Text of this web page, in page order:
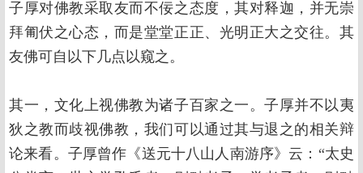
子厚对佛教采取友而不佞之态度，其对释迦，并无崇
拜匍伏之心态，而是堂堂正正、光明正大之交往。其
友佛可自以下几点以窥之。
其一，文化上视佛教为诸子百家之一。子厚并不以夷
狄之教而歧视佛教，我们可以通过其与退之的相关辩
论来看。子厚曾作《送元十八山人南游序》云：“太史